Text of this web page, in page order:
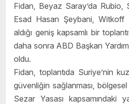
Fidan, Beyaz Saray’da Rubio,
Esad Hasan Şeybani, Witkoff
aldığı geniş kapsamlı bir
daha sonra ABD Başkan
oldu.
Fidan, toplantıda Suriye’nin
güvenliğin sağlanması, bölgesel
Sezar Yasası kapsamındaki